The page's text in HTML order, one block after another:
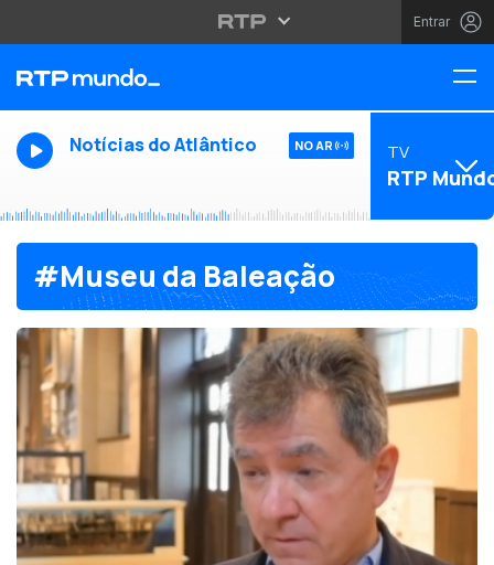
Entrar
Notícias do Atlântico NO AR TV
RTP
#Museu da Baleação